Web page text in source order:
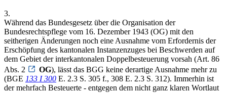
3.
Während das Bundesgesetz über die Organisation der
Bundesrechtspflege vom 16. Dezember 1943 (OG) mit den
seitherigen Änderungen noch eine Ausnahme vom Erfordernis der
Erschöpfung des kantonalen Instanzenzuges bei Beschwerden auf
dem Gebiet der interkantonalen Doppelbesteuerung vorsah (Art. 86
Abs. 2
OG), lässt das BGG keine derartige Ausnahme mehr zu
(BGE 133 I 300 E. 2.3 S. 305 f., 308 E. 2.3 S. 312). Immerhin ist
der mehrfach Besteuerte - entgegen dem nicht ganz klaren Wortlaut